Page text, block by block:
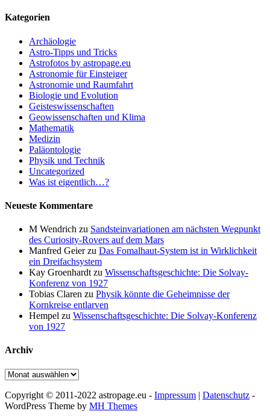
Kategorien
Archäologie
Astro-Tipps und Tricks
Astrofotos by astropage.eu
Astronomie für Einsteiger
Astronomie und Raumfahrt
Biologie und Evolution
Geisteswissenschaften
Geowissenschaften und Klima
Mathematik
Medizin
Paläontologie
Physik und Technik
Uncategorized
Was ist eigentlich…?
Neueste Kommentare
M Wendrich zu Sandsteinvariationen am nächsten Wegpunkt
des Curiosity-Rovers auf dem Mars
Manfred Geierzu Das Fomalhaut-System ist in Wirklichkeit
ein Dreifachsystem
Kay Groenhardt zu Wissenschaftsgeschichte: Die Solvay-
Konferenz von 1927
Tobias Claren zu Physik könnte die Geheimnisse der
Kornkreise entlarven
Hempel zu Wissenschaftsgeschichte: Die Solvay-Konferenz
von 1927
Archiv
Archiv
Copyright © 2011-2022 astropage.eu - Impressum | Datenschutz -
WordPress Theme by MH Themes